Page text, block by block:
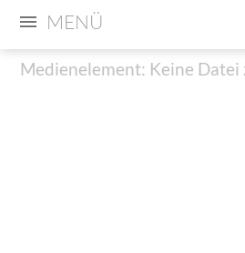
MENÜ
Medienelement: Keine Datei
Medienelement:
Medienelement: Keine Datei